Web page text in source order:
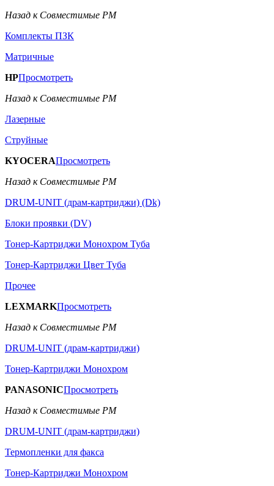
Назад к Совместимые РМ
Комплекты ПЗК
Матричные
HPПросмотреть
Назад к Совместимые РМ
Лазерные
Струйные
KYOCERAПросмотреть
Назад к Совместимые РМ
DRUM-UNIT (драм-картриджи) (Dk)
Блоки проявки (DV)
Тонер-Картриджи Монохром Туба
Тонер-Картриджи Цвет Туба
Прочее
LEXMARKПросмотреть
Назад к Совместимые РМ
DRUM-UNIT (драм-картриджи)
Тонер-Картриджи Монохром
PANASONICПросмотреть
Назад к Совместимые РМ
DRUM-UNIT (драм-картриджи)
Термопленки для факса
Тонер-Картриджи Монохром